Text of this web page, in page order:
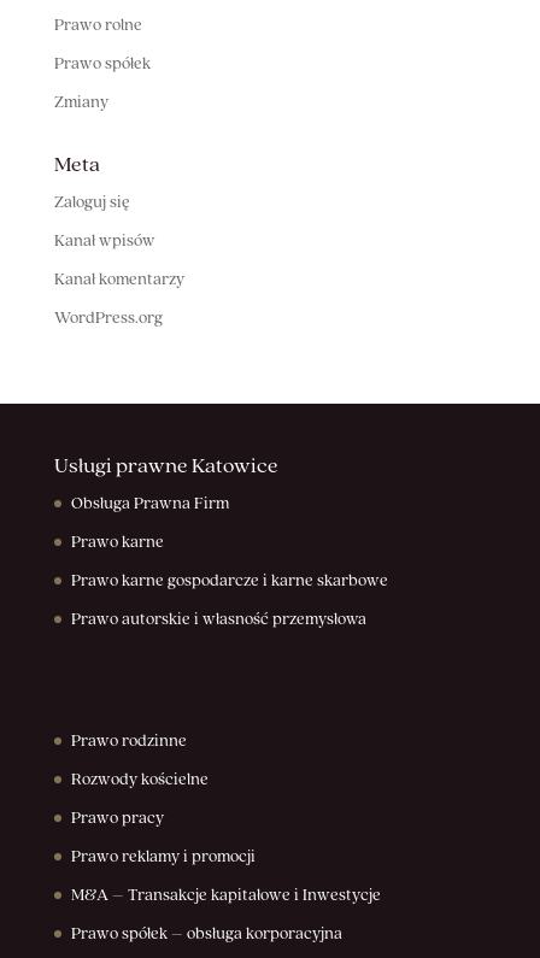
Prawo rolne
Prawo spółek
Zmiany
Meta
Zaloguj się
Kanał wpisów
Kanał komentarzy
WordPress.org
Usługi prawne Katowice
Obsługa Prawna Firm
Prawo karne
Prawo karne gospodarcze i karne skarbowe
Prawo autorskie i własność przemysłowa
Prawo rodzinne
Rozwody kościelne
Prawo pracy
Prawo reklamy i promocji
M&A – Transakcje kapitałowe i Inwestycje
Prawo spółek – obsługa korporacyjna